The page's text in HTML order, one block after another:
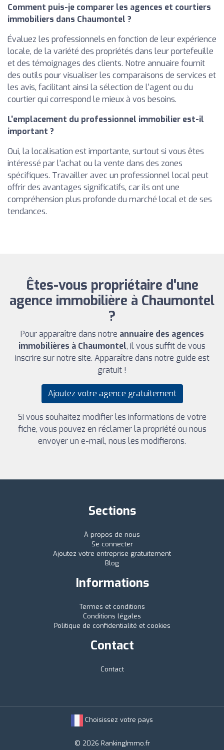
Comment puis-je comparer les agences et courtiers
immobiliers dans Chaumontel ?
Évaluez les professionnels en fonction de leur expérience
locale, de la variété des propriétés dans leur portefeuille
et des témoignages des clients. Notre annuaire fournit
des outils pour visualiser les comparaisons de services et
les avis, facilitant ainsi la sélection de l'agent ou du
courtier qui correspond le mieux à vos besoins.
L'emplacement du professionnel immobilier est-il
important ?
Oui, la localisation est importante, surtout si vous êtes
intéressé par l'achat ou la vente dans des zones
spécifiques. Travailler avec un professionnel local peut
offrir des avantages significatifs, car ils ont une
compréhension plus profonde du marché local et de ses
tendances.
Êtes-vous propriétaire d'une
agence immobilière à Chaumontel
?
Pour apparaître dans notre annuaire des agences
immobilières à Chaumontel, il vous suffit de vous
inscrire sur notre site. Apparaître dans notre guide est
gratuit !
Ajoutez votre agence gratuitement
Si vous souhaitez modifier les informations de votre
fiche, vous pouvez en réclamer la propriété ou nous
envoyer un e-mail, nous les modifierons.
Sections
À propos de nous
Se connecter
Ajoutez votre entreprise gratuitement
Blog
Informations
Termes et conditions
Conditions légales
Politique de confidentialité et cookies
Contact
Contact
Choisissez votre pays
© 2026 RankingImmo.fr